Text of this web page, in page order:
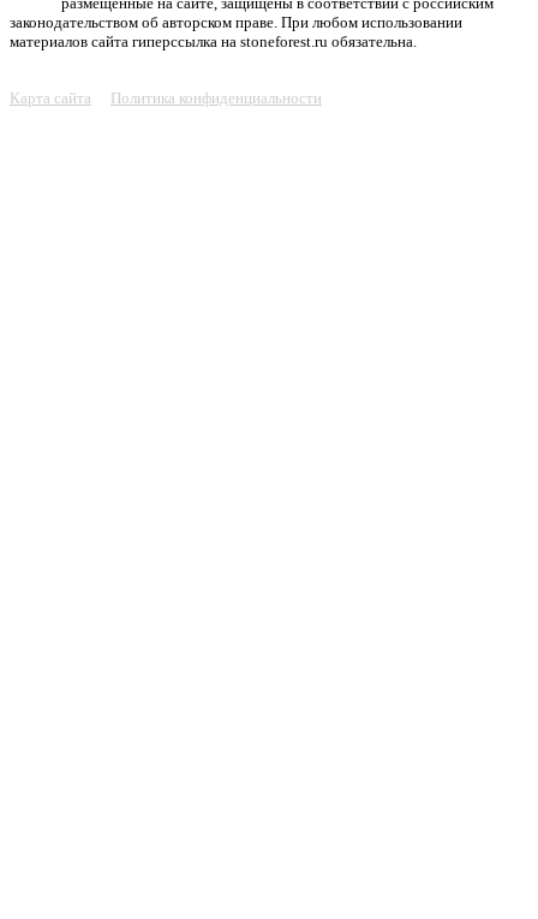
законодательством об авторском праве. При любом использовании
материалов сайта гиперссылка на stoneforest.ru обязательна.
Карта сайта Политика конфиденциальности